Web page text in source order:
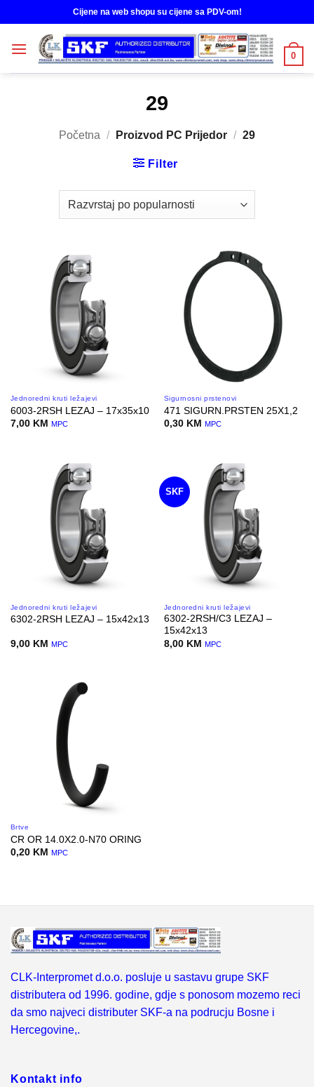
to
content
Cijene na web shopu su cijene sa PDV-om!
0
29
Početna / Proizvod PC Prijedor / 29
Filter
Jednoredni kruti ležajevi
6003-2RSH LEZAJ – 17x35x10
7,00 KM MPC
Sigurnosni prstenovi
471 SIGURN.PRSTEN 25X1,2
0,30 KM MPC
Jednoredni kruti ležajevi
6302-2RSH LEZAJ – 15x42x13
9,00 KM MPC
SKF
Jednoredni kruti ležajevi
6302-2RSH/C3 LEZAJ –
15x42x13
8,00 KM MPC
Brtve
CR OR 14.0X2.0-N70 ORING
0,20 KM MPC
CLK-Interpromet d.o.o. posluje u sastavu grupe SKF
distributera od 1996. godine, gdje s ponosom mozemo reci
da smo najveci distributer SKF-a na podrucju Bosne i
Hercegovine,.
Kontakt info